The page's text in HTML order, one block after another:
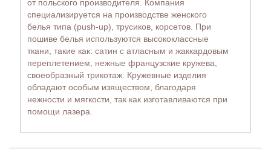
80E (66)
80F (49)
80G (43)
80H (21)
80I (15)
80J (9)
80K (7)
85A (15)
от польского производителя. Компания
специализируется на производстве женского
белья типа (push-up), трусиков, корсетов. При
пошиве белья используются высококлассные
ткани, такие как: сатин с атласным и жаккардовым
переплетением, нежные французские кружева,
своеобразный трикотаж. Кружевные изделия
обладают особым изяществом, благодаря
нежности и мягкости, так как изготавливаются при
помощи лазера.